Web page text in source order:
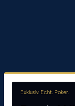
Exklusiv. Echt. Poker.